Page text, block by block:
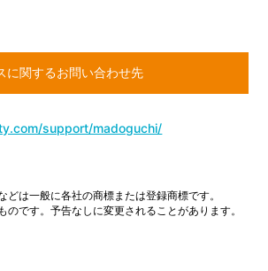
に関するお問い合わせ先
support/madoguchi/
どは一般に各社の商標または登録商標です。
のです。予告なしに変更されることがあります。